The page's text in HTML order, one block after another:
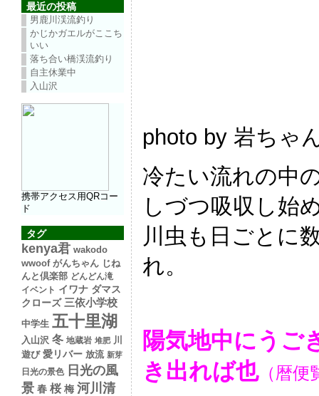
最近の投稿
男鹿川渓流釣り
かじかガエルがここち
いい
落ち合い橋渓流釣り
自主休業中
入山沢
携帯アクセス用QRコー
ド
タグ
kenya君 wakodo
wwoof がんちゃん じね
んと倶楽部 どんどん滝
イベント イワナ ダマス
クローズ 三依小学校
中学生 五十里湖
入山沢 冬 地蔵岩 堆肥 川
遊び 愛リバー 放流 新芽
日光の景色
日光の風
景 春 桜 梅 河川清
photo by 岩ちゃ
冷たい流れの中
しづつ吸収し始
川虫も日ごとに
れ。
陽気地中にうご
き出れば也（暦便